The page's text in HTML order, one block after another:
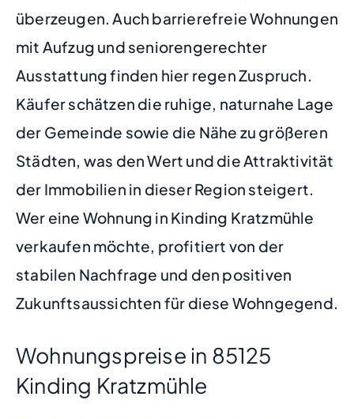
überzeugen. Auch barrierefreie Wohnungen
mit Aufzug und seniorengerechter
Ausstattung finden hier regen Zuspruch.
Käufer schätzen die ruhige, naturnahe Lage
der Gemeinde sowie die Nähe zu größeren
Städten, was den Wert und die Attraktivität
der Immobilien in dieser Region steigert.
Wer eine Wohnung in Kinding Kratzmühle
verkaufen möchte, profitiert von der
stabilen Nachfrage und den positiven
Zukunftsaussichten für diese Wohngegend.
Wohnungspreise in 85125
Kinding Kratzmühle